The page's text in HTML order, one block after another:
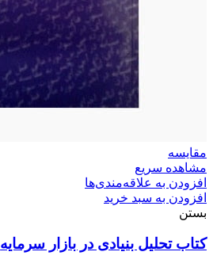
مقایسه
مشاهده سریع
افزودن به علاقه‌مندی‌ها
افزودن به سبد خرید
بستن
کتاب تحلیل بنیادی در بازار سرمایه